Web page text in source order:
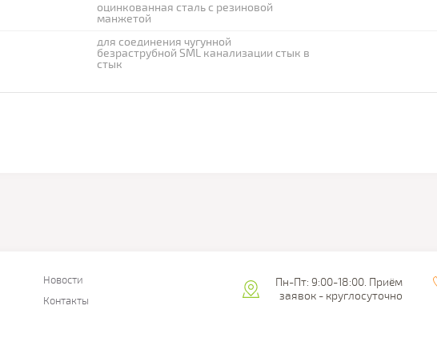
оцинкованная сталь с резиновой
манжетой
для соединения чугунной
безраструбной SML канализации стык в
стык
Новости
Контакты
Пн-Пт: 9:00-18:00. Приём
заявок - круглосуточно